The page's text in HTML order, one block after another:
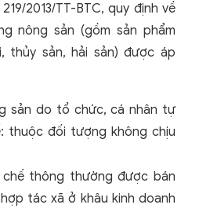
2013/TT-BTC, quy định về
nông sản (gồm sản phẩm
thủy sản, hải sản) được áp
sản do tổ chức, cá nhân tự
thuộc đối tượng không chịu
chế thông thường được bán
tác xã ở khâu kinh doanh